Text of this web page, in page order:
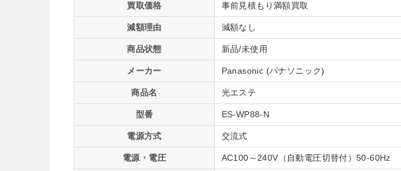
買取価格 事前見積もり満額買取
減額理由 減額なし
商品状態 新品/未使用
メーカー Panasonic (パナソニック)
商品名 光エステ
型番 ES-WP88-N
電源方式 交流式
電源・電圧 AC100～240V（自動電圧切替付）50-60Hz